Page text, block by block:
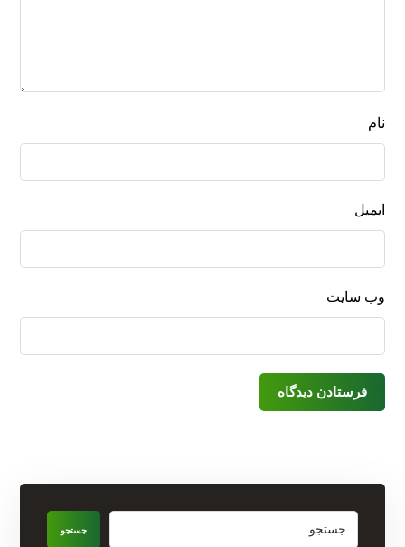
نام
ایمیل
وب‌ سایت
فرستادن دیدگاه
جستجو